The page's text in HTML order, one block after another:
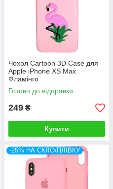
Чохол Cartoon 3D Case для
Apple iPhone XS Max
Фламінго
Готово до відправки
249 ₴
Купити
-25% НА СКЛО/ПЛІВКУ